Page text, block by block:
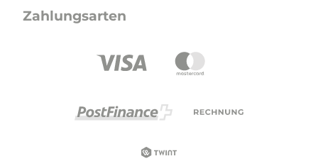
Zahlungsarten